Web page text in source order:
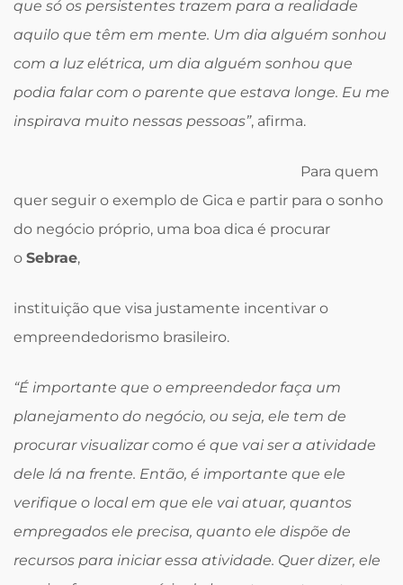
que só os persistentes trazem para a realidade
aquilo que têm em mente. Um dia alguém sonhou
com a luz elétrica, um dia alguém sonhou que
podia falar com o parente que estava longe. Eu me
inspirava muito nessas pessoas”, afirma.
Para quem
quer seguir o exemplo de Gica e partir para o sonho
do negócio próprio, uma boa dica é procurar
o Sebrae,
instituição que visa justamente incentivar o
empreendedorismo brasileiro.
“É importante que o empreendedor faça um
planejamento do negócio, ou seja, ele tem de
procurar visualizar como é que vai ser a atividade
dele lá na frente. Então, é importante que ele
verifique o local em que ele vai atuar, quantos
empregados ele precisa, quanto ele dispõe de
recursos para iniciar essa atividade. Quer dizer, ele